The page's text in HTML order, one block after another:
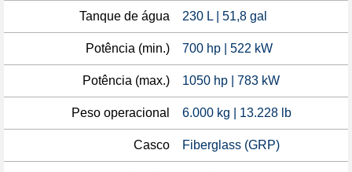
Tanque de água 230 L | 51,8 gal
Potência (min.) 700 hp | 522 kW
Potência (max.) 1050 hp | 783 kW
Peso operacional 6.000 kg | 13.228 lb
Casco Fiberglass (GRP)